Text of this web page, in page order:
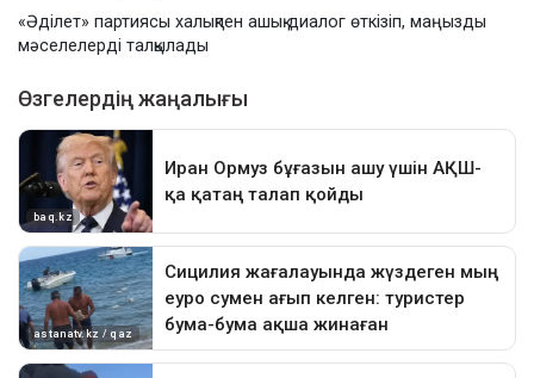
«Әділет» партиясы халықпен ашық диалог өткізіп, маңызды
мәселелерді талқылады